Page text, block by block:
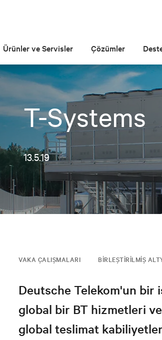
Ürünler ve Servisler Çözümler
T-Systems
13.5.19
VAKA ÇALIŞMALARI BIRLEŞTIRILMIŞ
Deutsche Telekom'un bir
global bir BT hizmetleri
global teslimat